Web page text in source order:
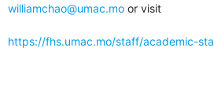
williamchao@umac.mo or visit
https://fhs.umac.mo/staff/academic-